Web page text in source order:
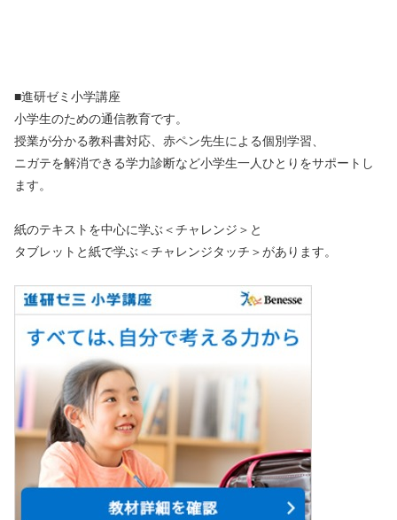
■進研ゼミ小学講座
小学生のための通信教育です。
授業が分かる教科書対応、赤ペン先生による個別学習、
ニガテを解消できる学力診断など小学生一人ひとりをサポートし
ます。
紙のテキストを中心に学ぶ＜チャレンジ＞と
タブレットと紙で学ぶ＜チャレンジタッチ＞があります。